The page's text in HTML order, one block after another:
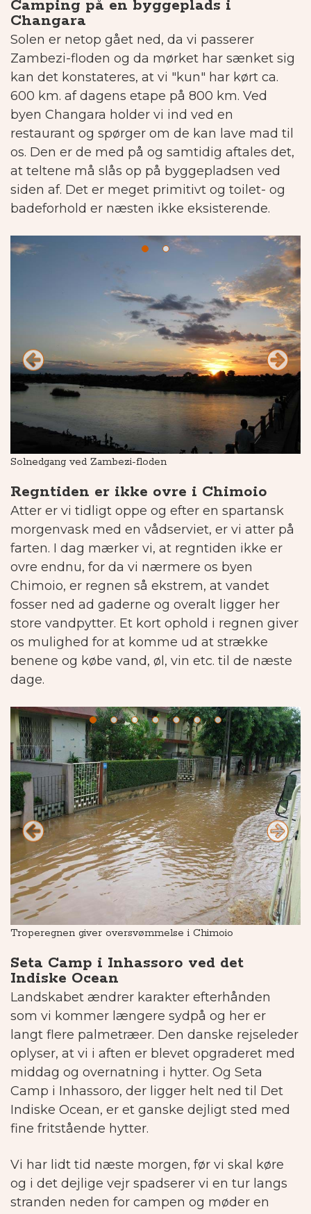
Camping på en byggeplads i
Changara
Solen er netop gået ned, da vi passerer
Zambezi-floden og da mørket har sænket sig
kan det konstateres, at vi "kun" har kørt ca.
600 km. af dagens etape på 800 km. Ved
byen Changara holder vi ind ved en
restaurant og spørger om de kan lave mad til
os. Den er de med på og samtidig aftales det,
at teltene må slås op på byggepladsen ved
siden af. Det er meget primitivt og toilet- og
badeforhold er næsten ikke eksisterende.
Solnedgang ved Zambezi-floden
Regntiden er ikke ovre i Chimoio
Atter er vi tidligt oppe og efter en spartansk
morgenvask med en vådserviet, er vi atter på
farten. I dag mærker vi, at regntiden ikke er
ovre endnu, for da vi nærmere os byen
Chimoio, er regnen så ekstrem, at vandet
fosser ned ad gaderne og overalt ligger her
store vandpytter. Et kort ophold i regnen giver
os mulighed for at komme ud at strække
benene og købe vand, øl, vin etc. til de næste
dage.
Troperegnen giver oversvømmelse i Chimoio
Seta Camp i Inhassoro ved det
Indiske Ocean
Landskabet ændrer karakter efterhånden
som vi kommer længere sydpå og her er
langt flere palmetræer. Den danske rejseleder
oplyser, at vi i aften er blevet opgraderet med
middag og overnatning i hytter. Og Seta
Camp i Inhassoro, der ligger helt ned til Det
Indiske Ocean, er et ganske dejligt sted med
fine fritstående hytter.
Vi har lidt tid næste morgen, før vi skal køre
og i det dejlige vejr spadserer vi en tur langs
stranden neden for campen og møder en